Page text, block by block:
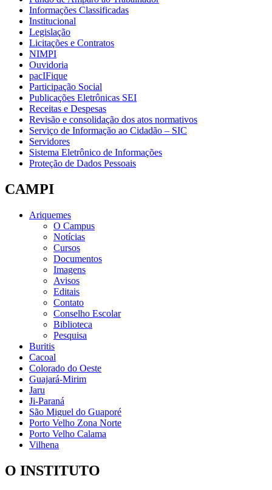
Informações Classificadas
Institucional
Legislação
Licitações e Contratos
NIMPI
Ouvidoria
pacIFique
Participação Social
Publicações Eletrônicas SEI
Receitas e Despesas
Revisão e consolidação dos atos normativos
Serviço de Informação ao Cidadão – SIC
Servidores
Sistema Eletrônico de Informações
Proteção de Dados Pessoais
CAMPI
Ariquemes
O Campus
Notícias
Cursos
Documentos
Imagens
Avisos
Editais
Contato
Conselho Escolar
Biblioteca
Pesquisa
Buritis
Cacoal
Colorado do Oeste
Guajará-Mirim
Jaru
Ji-Paraná
São Miguel do Guaporé
Porto Velho Zona Norte
Porto Velho Calama
Vilhena
O INSTITUTO